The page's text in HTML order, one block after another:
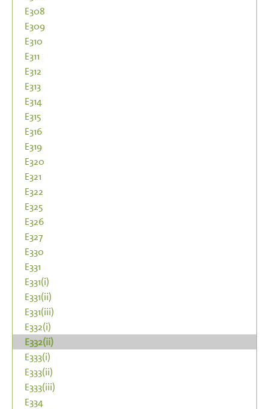
E308
E309
E310
E311
E312
E313
E314
E315
E316
E319
E320
E321
E322
E325
E326
E327
E330
E331
E331(i)
E331(ii)
E331(iii)
E332(i)
E332(ii)
E333(i)
E333(ii)
E333(iii)
E334